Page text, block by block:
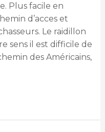
Plus facile en
d’acces et
Le raidillon
sens il est difficile de
des Américains,